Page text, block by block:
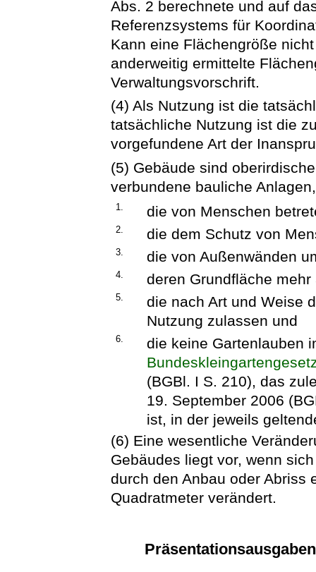
Abs. 2 berechnete und auf
Referenzsystems für
Kann eine Flächengröße
anderweitig ermittelte
Verwaltungsvorschrift.
(4) Als Nutzung ist die
tatsächliche Nutzung ist die
vorgefundene Art der
(5) Gebäude sind
verbundene bauliche Anlagen,
1. die von Menschen
2. die dem Schutz von
3. die von Außenwänden
4. deren Grundfläche
5.
die nach Art und Weise
Nutzung zulassen und
6.
die keine Gartenlauben
(BGBl. I S. 210), das
19. September 2006
ist, in der jeweils
(6) Eine wesentliche
Gebäudes liegt vor, wenn
durch den Anbau oder Abriss
Quadratmeter verändert.